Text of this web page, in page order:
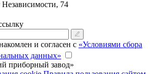
74
и согласен с «Условиями сбора
данных»
приборный завод»